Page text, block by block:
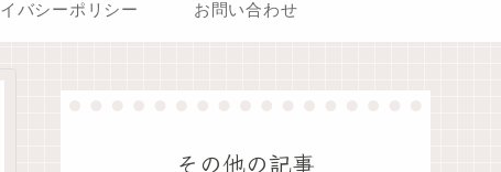
バシーポリシー お問い合わせ
その他の記事